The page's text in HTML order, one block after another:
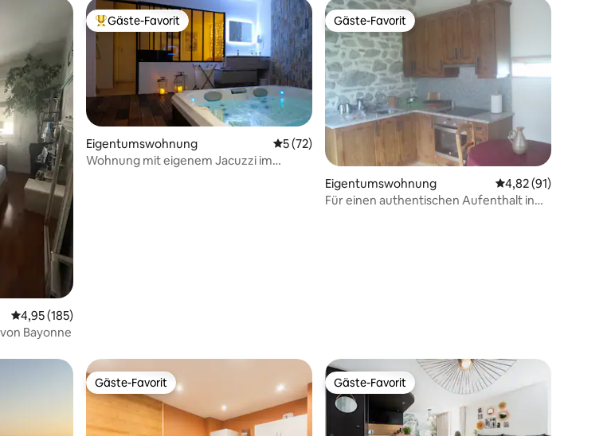
Bewertungen
Durchschnittliche Bewertung: 4,95 von 5, 185 Bewertungen
4,95 (185)
Bayonne
Beliebter Gäste-Favorit.
Gäste-Favorit
Eigentumswohnung Durchschnittliche Bewertung: 5 von 5, 72 Bewertungen
5 (72)
Wohnung mit eigenem Jacuzzi im
Gäste-Favorit
Gäste-Favorit
Eigentumswohnung Durchschnittliche
4,82 (91)
Für einen authentischen Aufenthalt in
Gäste-Favorit
Gäste-Favorit Gäste-Favorit
Gäste-Favorit